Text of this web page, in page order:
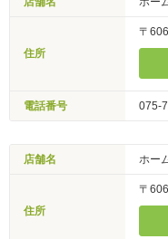
住所
〒
電話番号 075-
店舗名 ホー
住所
〒